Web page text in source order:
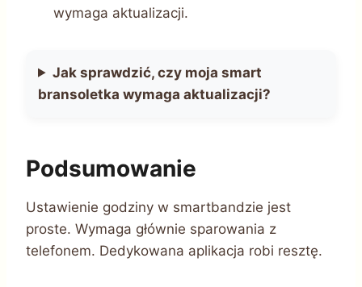
wymaga aktualizacji.
Jak sprawdzić, czy moja smart
bransoletka wymaga aktualizacji?
Podsumowanie
Ustawienie godziny w smartbandzie jest
proste. Wymaga głównie sparowania z
telefonem. Dedykowana aplikacja robi resztę.